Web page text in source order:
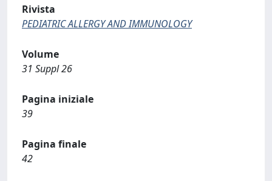
Rivista
PEDIATRIC ALLERGY AND IMMUNOLOGY
Volume
31 Suppl 26
Pagina iniziale
39
Pagina finale
42